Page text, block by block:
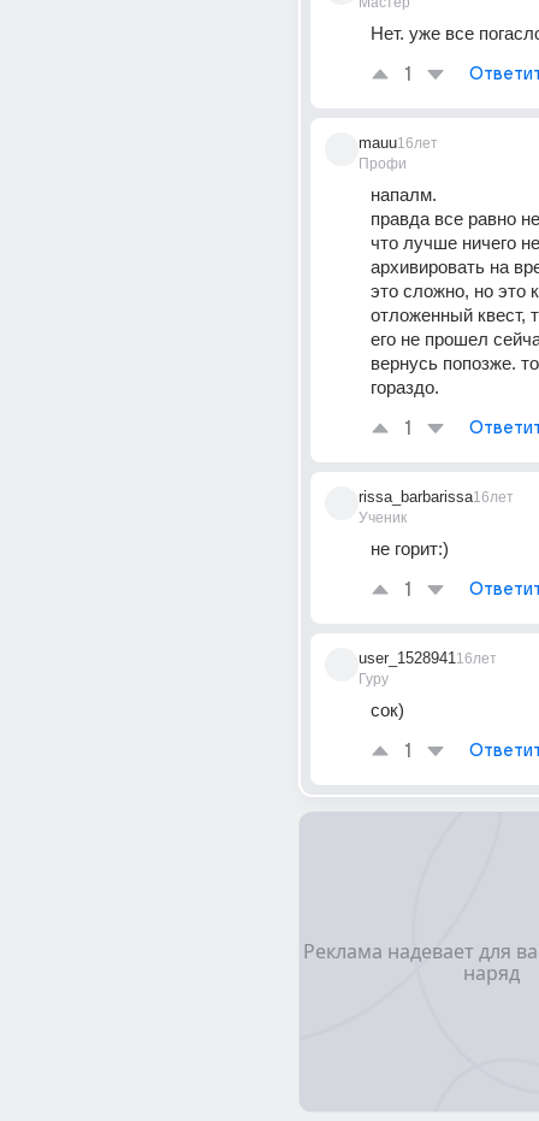
Нет. уже все
1
mauu
Профи
16лет
напалм.
правда все равно
что лучше ничего
архивировать на
это сложно, но это
отложенный квест,
его не прошел
вернусь попозже.
гораздо.
1
rissa_barbarissa
Ученик
16лет
не горит:)
1
user_1528941
Гуру
16лет
сок)
1